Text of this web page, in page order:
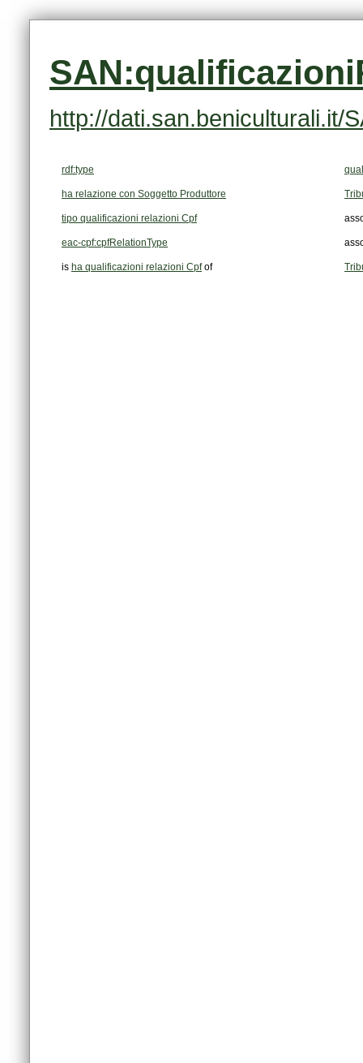
http://dati.san.beniculturali.it/
rdf:type
ha relazione con Soggetto Produttore
tipo qualificazioni relazioni Cpf
eac-cpf:cpfRelationType
is ha qualificazioni relazioni Cpfof